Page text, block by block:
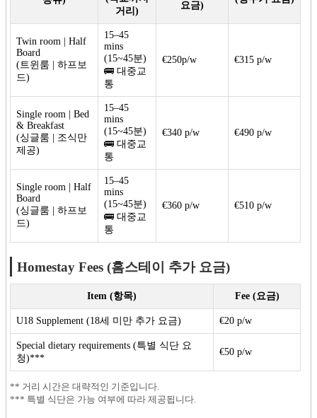
거리)
요금)
Twin room | Half
Board
(트윈룸 | 하프보
드)
15–45
mins
(15~45분)
🚌 대중교
통
€250p/w €315 p/w
Single room | Bed
& Breakfast
(싱글룸 | 조식만
제공)
15–45
mins
(15~45분)
🚌 대중교
통
€340 p/w €490 p/w
Single room | Half
Board
(싱글룸 | 하프보
드)
15–45
mins
(15~45분)
🚌 대중교
통
€360 p/w €510 p/w
Homestay Fees (홈스테이 추가 요금)
Item (항목) Fee (요금)
U18 Supplement (18세 미만 추가 요금) €20 p/w
Special dietary requirements (특별 식단 요
청)***
€50 p/w
** 거리 시간은 대략적인 기준입니다.
*** 특별 식단은 가능 여부에 따라 제공됩니다.